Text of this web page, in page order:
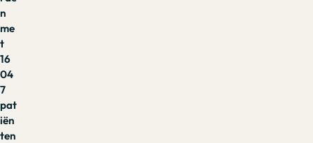
n
me
t
16
04
7
pat
iën
ten